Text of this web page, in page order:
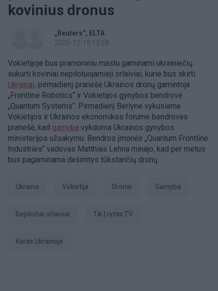
kovinius dronus
„Reuters“
ELTA
2025-12-15 13:59
Vokietijoje bus pramoniniu mastu gaminami ukrainiečių
sukurti koviniai nepilotuojamieji orlaiviai, kurie bus skirti
Ukrainai, pirmadienį pranešė Ukrainos dronų gamintoja
„Frontline Robotics“ ir Vokietijos gynybos bendrovė
„Quantum Systems“. Pirmadienį Berlyne vykusiame
Vokietijos ir Ukrainos ekonomikos forume bendrovės
pranešė, kad gamyba vykdoma Ukrainos gynybos
ministerijos užsakymu. Bendros įmonės „Quantum Frontline
Industries“ vadovas Matthias Lehna minėjo, kad per metus
bus pagaminama dešimtys tūkstančių dronų.
Ukraina Vokietija dronai gamyba
bepiločiai orlaiviai tik Lrytas.TV
karas Ukrainoje